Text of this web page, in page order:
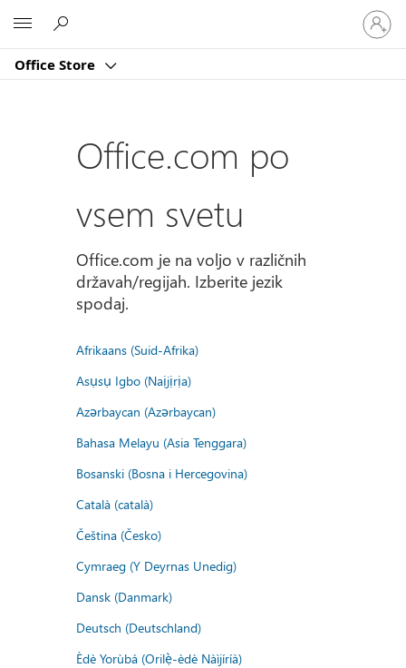
Office Store
Vpišite
se
v
račun
Office.com po
vsem svetu
Office.com je na voljo v različnih
državah/regijah. Izberite jezik
spodaj.
Afrikaans (Suid-Afrika)
Asụsụ Igbo (Naịjịrịa)
Azərbaycan (Azərbaycan)
Bahasa Melayu (Asia Tenggara)
Bosanski (Bosna i Hercegovina)
Català (català)
Čeština (Česko)
Cymraeg (Y Deyrnas Unedig)
Dansk (Danmark)
Deutsch (Deutschland)
Èdè Yorùbá (Orilẹ̀-èdè Nàìjíríà)